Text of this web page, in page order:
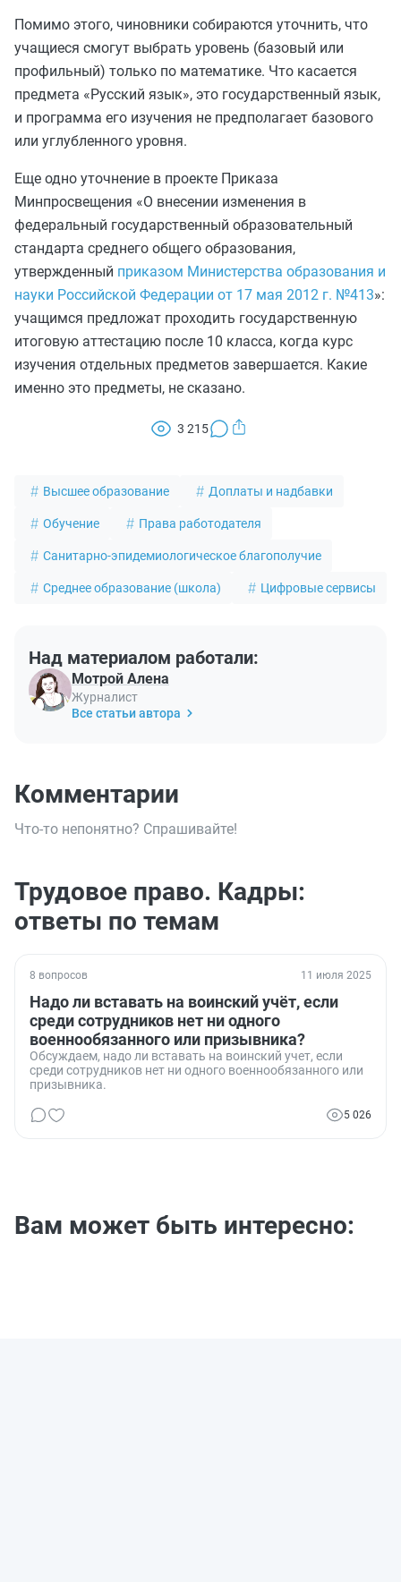
Помимо этого, чиновники собираются уточнить, что
учащиеся смогут выбрать уровень (базовый или
профильный) только по математике. Что касается
предмета «Русский язык», это государственный язык,
и программа его изучения не предполагает базового
или углубленного уровня.
Еще одно уточнение в проекте Приказа
Минпросвещения «О внесении изменения в
федеральный государственный образовательный
стандарта среднего общего образования,
утвержденный приказом Министерства образования и
науки Российской Федерации от 17 мая 2012 г. №413»:
учащимся предложат проходить государственную
итоговую аттестацию после 10 класса, когда курс
изучения отдельных предметов завершается. Какие
именно это предметы, не сказано.
3 215
Высшее образование Доплаты и надбавки
Обучение Права работодателя
Санитарно-эпидемиологическое благополучие
Среднее образование (школа) Цифровые сервисы
Над материалом работали:
Мотрой Алена
Журналист
Все статьи автора
Комментарии
Что-то непонятно? Спрашивайте!
Трудовое право. Кадры:
ответы по темам
8 вопросов 11 июля 2025
Надо ли вставать на воинский учёт, если
среди сотрудников нет ни одного
военнообязанного или призывника?
Обсуждаем, надо ли вставать на воинский учет, если
среди сотрудников нет ни одного военнообязанного или
призывника.
5 026
Вам может быть интересно: